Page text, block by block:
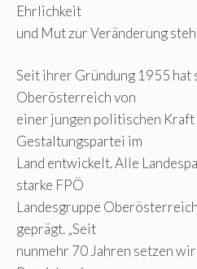
Ehrlichkeit
und Mut zur Veränderung
Seit ihrer Gründung 1955 hat
Oberösterreich von
einer jungen politischen Kraft
Gestaltungspartei im
Land entwickelt. Alle
starke FPÖ
Landesgruppe
geprägt. „Seit
nunmehr 70 Jahren setzen